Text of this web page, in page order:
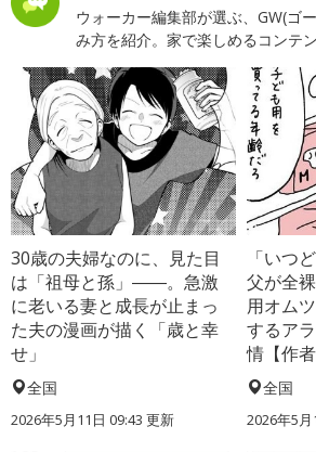
ウォーカー編集部が選ぶ、GW(ゴ
み方を紹介。家で楽しめるコンテ
30歳の夫婦なのに、見た目
は「祖母と孫」――。急激
に老いる妻と成長が止まっ
た夫の漫画が描く「歳と幸
せ」
全国
2026年5月11日 09:43 更新
「いつ
父が全
用オム
するア
情【作
全国
2026年5